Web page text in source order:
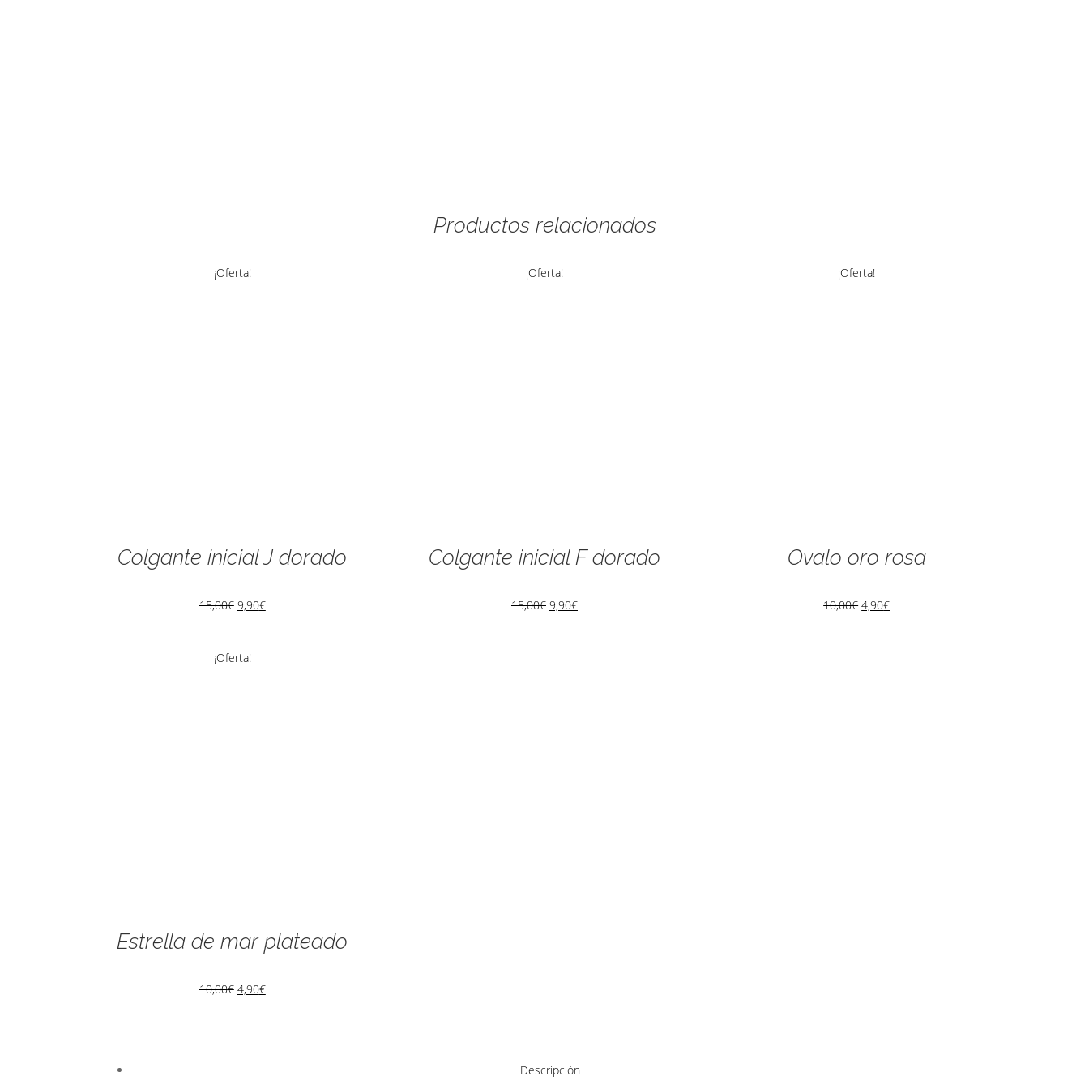
Productos relacionados
¡Oferta!
Colgante inicial J dorado
15,00€ 9,90€
¡Oferta!
Colgante inicial F dorado
15,00€ 9,90€
¡Oferta!
Ovalo oro rosa
10,00€ 4,90€
¡Oferta!
Estrella de mar plateado
10,00€ 4,90€
Descripción